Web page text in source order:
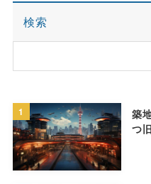
検索
1
築
つ